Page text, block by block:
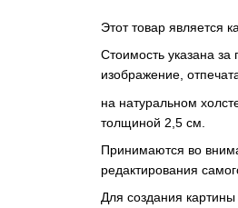
Этот товар является
Стоимость указана за
изображение,
на натуральном
толщиной 2,5 см.
Принимаются во
редактирования
Для создания